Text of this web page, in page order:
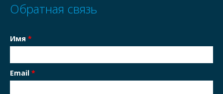
Обратная связь
Имя *
Email *